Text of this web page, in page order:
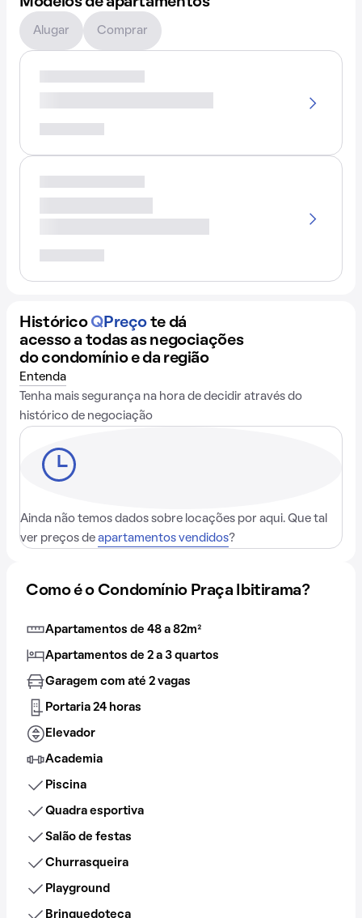
Alugar Comprar
Histórico QPreço te dá
acesso a todas as negociações
do condomínio e da região
Entenda
Tenha mais segurança na hora de decidir através do
histórico de negociação
Ainda não temos dados sobre locações por aqui. Que tal
ver preços de apartamentos vendidos?
Como é o Condomínio Praça Ibitirama?
Apartamentos de 48 a 82m²
Apartamentos de 2 a 3 quartos
Garagem com até 2 vagas
Portaria 24 horas
Elevador
Academia
Piscina
Quadra esportiva
Salão de festas
Churrasqueira
Playground
Brinquedoteca